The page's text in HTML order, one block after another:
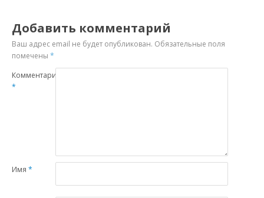
Добавить комментарий
Ваш адрес email не будет опубликован. Обязательные поля
помечены*
Комментарий
*
Имя*